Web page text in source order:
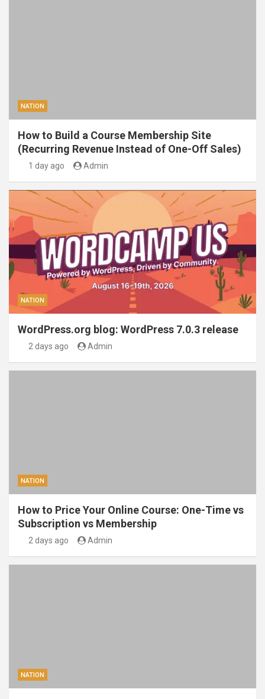
NATION
How to Build a Course Membership Site
(Recurring Revenue Instead of One-Off Sales)
1 day ago Admin
NATION
WordPress.org blog: WordPress 7.0.3 release
2 days ago Admin
NATION
How to Price Your Online Course: One-Time vs
Subscription vs Membership
2 days ago Admin
NATION